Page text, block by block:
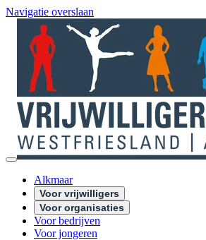
Navigatie overslaan
Alkmaar
Voor vrijwilligers
Voor organisaties
Voor bedrijven
Voor jongeren